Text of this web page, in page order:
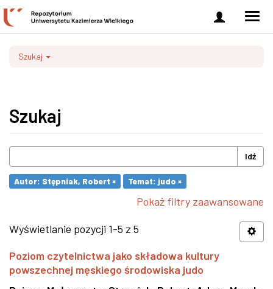
Zaloguj
się
Szukaj
Szukaj
Idź
Autor: Stępniak, Robert × Temat: judo ×
Pokaż filtry zaawansowane
Wyświetlanie pozycji 1-5 z 5
Poziom czytelnictwa jako składowa kultury
powszechnej męskiego środowiska judo